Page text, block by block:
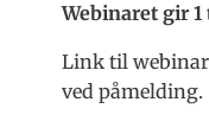
Webinaret gir
Link til
ved påmelding.